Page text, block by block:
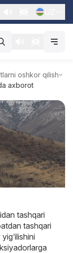
oshkor qilish
axborot
tashqari
tashqari